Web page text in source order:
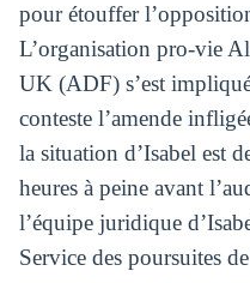
pour étouffer
L’organisation pro-vie
UK (ADF) s’est
conteste l’amende
la situation d’Isabel est
heures à peine avant
l’équipe juridique
Service des poursuites